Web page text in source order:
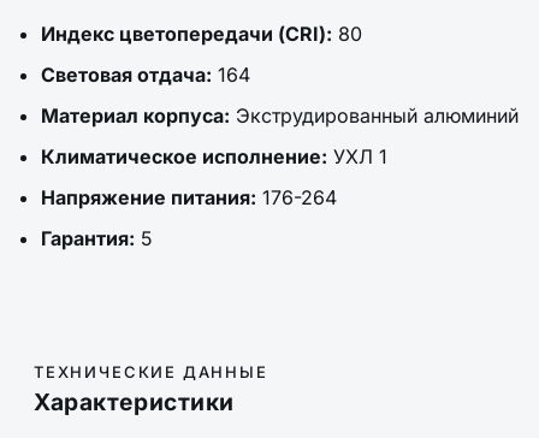
Индекс цветопередачи (CRI): 80
Световая отдача: 164
Материал корпуса: Экструдированный алюминий
Климатическое исполнение: УХЛ 1
Напряжение питания: 176-264
Гарантия: 5
ТЕХНИЧЕСКИЕ ДАННЫЕ
Характеристики